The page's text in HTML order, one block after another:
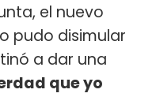
el nuevo
pudo disimular
a dar una
que yo